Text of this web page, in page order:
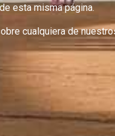
esta misma página.
cualquiera de